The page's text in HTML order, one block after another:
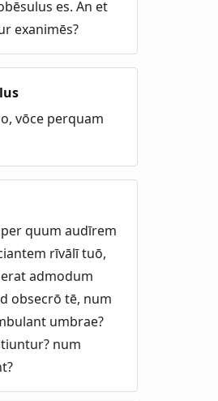
es. An et
exanimēs?
vōce perquam
quum audīrem
rīvālī tuō,
admodum
obsecrō tē, num
umbrae?
num